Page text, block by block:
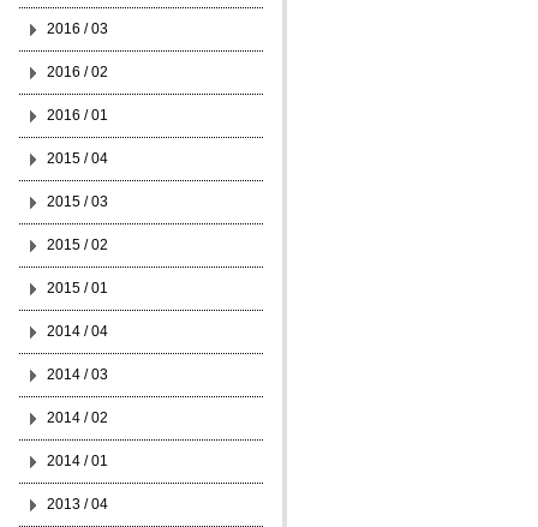
2016 / 03
2016 / 02
2016 / 01
2015 / 04
2015 / 03
2015 / 02
2015 / 01
2014 / 04
2014 / 03
2014 / 02
2014 / 01
2013 / 04